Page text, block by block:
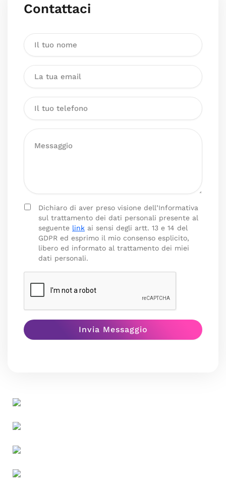
Contattaci
Dichiaro di aver preso visione dell’Informativa
sul trattamento dei dati personali presente al
seguente link ai sensi degli artt. 13 e 14 del
GDPR ed esprimo il mio consenso esplicito,
libero ed informato al trattamento dei miei
dati personali.